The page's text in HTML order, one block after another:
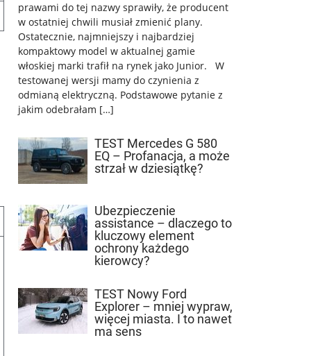
prawami do tej nazwy sprawiły, że producent
w ostatniej chwili musiał zmienić plany.
Ostatecznie, najmniejszy i najbardziej
kompaktowy model w aktualnej gamie
włoskiej marki trafił na rynek jako Junior. W
testowanej wersji mamy do czynienia z
odmianą elektryczną. Podstawowe pytanie z
jakim odebrałam […]
TEST Mercedes G 580
EQ – Profanacja, a może
strzał w dziesiątkę?
Ubezpieczenie
assistance – dlaczego to
kluczowy element
ochrony każdego
kierowcy?
TEST Nowy Ford
Explorer – mniej wypraw,
więcej miasta. I to nawet
ma sens